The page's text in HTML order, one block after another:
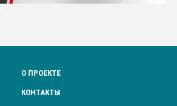
О ПРОЕКТЕ
КОНТАКТЫ